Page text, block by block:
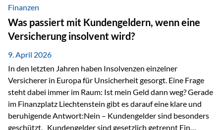
Fokus stehen Unternehmen, deren Börsenkurs unter ihrem
inneren Wert liegt. Neben klassischen
Bewertungskennzahlen werden auch qualitative Faktoren
wie Geschäftsmodell, Wettbewerbsvorteile und
Managementqualität…
Finanzen
Was passiert mit Kundengeldern, wenn eine
Versicherung insolvent wird?
9. April 2026
In den letzten Jahren haben Insolvenzen einzelner
Versicherer in Europa für Unsicherheit gesorgt. Eine Frage
steht dabei immer im Raum: Ist mein Geld dann weg? Gerade
im Finanzplatz Liechtenstein gibt es darauf eine klare und
beruhigende Antwort:Nein – Kundengelder sind besonders
geschützt. Kundengelder sind gesetzlich getrennt Ein